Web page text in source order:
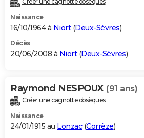
Naissance
16/10/1964 à Niort(Deux-Sèvres)
Décès
20/06/2008 à Niort(Deux-Sèvres)
Raymond NESPOUX (91 ans)
Créer une cagnotte obsèques
Naissance
24/01/1915 au Lonzac(Corrèze)